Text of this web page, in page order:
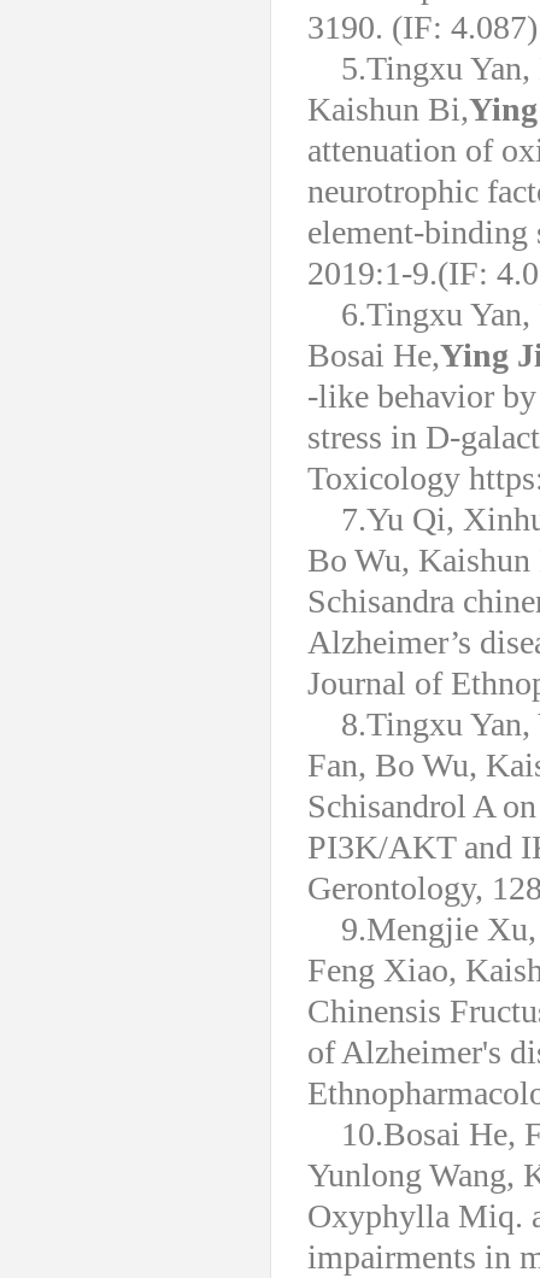
3190. (IF: 4.087)
5.Tingxu
Kaishun Bi,
attenuation of
neurotrophic
element-binding
2019:1-9.(IF:
6.Tingxu
Bosai He,Ying
‐like behavior
stress in D-
Toxicology
7.Yu Qi,
Bo Wu,
Schisandra
Alzheimer’s
Journal of
8.Tingxu
Fan, Bo Wu,
Schisandrol A
PI3K/AKT and
Gerontology,
9.Mengjie
Feng Xiao,
Chinensis
of Alzheimer's
10.Bosai He,
Yunlong Wang,
Oxyphylla Miq.
impairments in